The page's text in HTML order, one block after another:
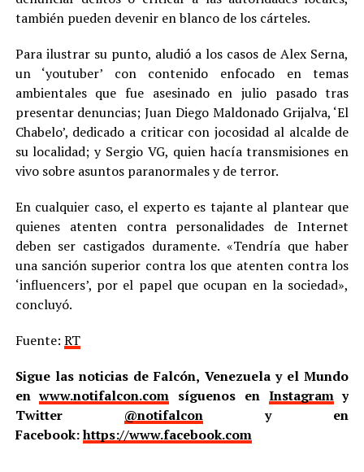
también pueden devenir en blanco de los cárteles.
Para ilustrar su punto, aludió a los casos de Alex Serna,
un ‘youtuber’ con contenido enfocado en temas
ambientales que fue asesinado en julio pasado tras
presentar denuncias; Juan Diego Maldonado Grijalva, ‘El
Chabelo’, dedicado a criticar con jocosidad al alcalde de
su localidad; y Sergio VG, quien hacía transmisiones en
vivo sobre asuntos paranormales y de terror.
En cualquier caso, el experto es tajante al plantear que
quienes atenten contra personalidades de Internet
deben ser castigados duramente. «Tendría que haber
una sanción superior contra los que atenten contra los
‘influencers’, por el papel que ocupan en la sociedad»,
concluyó.
Fuente: RT
Sigue las noticias de Falcón, Venezuela y el Mundo
enwww.notifalcon.com síguenos en Instagramy
Twitter @notifalcony en
Facebook:https://www.facebook.com